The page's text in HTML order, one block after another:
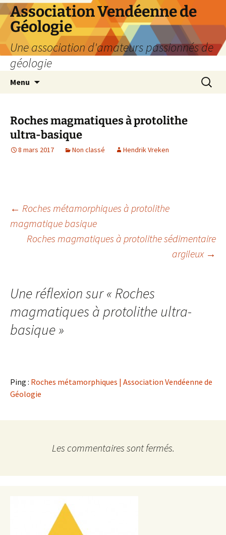
Aller
au
contenu
Association Vendéenne de
Géologie
Une association d'amateurs passionnés de
géologie
Menu
Roches magmatiques à protolithe
ultra-basique
8 mars 2017 Non classé Hendrik Vreken
Navigation
des
← Roches métamorphiques à protolithe
magmatique basique
Roches magmatiques à protolithe sédimentaire
argileux →
Une réflexion sur « Roches
magmatiques à protolithe ultra-
basique»
Ping : Roches métamorphiques | Association Vendéenne de
Géologie
Les commentaires sont fermés.